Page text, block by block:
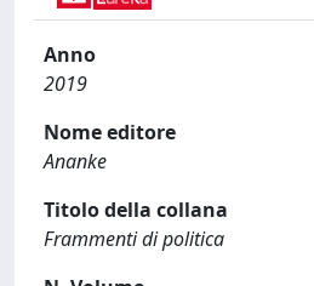
Anno
2019
Nome editore
Ananke
Titolo della collana
Frammenti di politica